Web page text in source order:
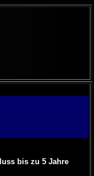
bis zu 5 Jahre